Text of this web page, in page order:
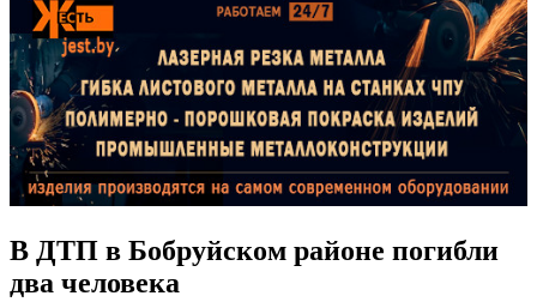
В ДТП в Бобруйском районе погибли
два человека